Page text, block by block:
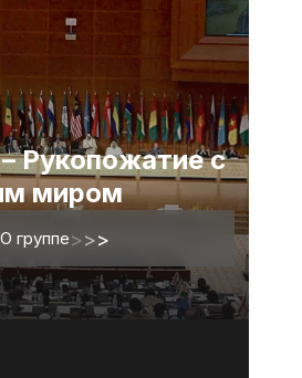
Рукопожатие с
миром
О группе>>>